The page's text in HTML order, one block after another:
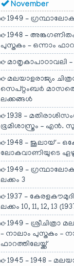
November
1949 –
1948 – അങ്കഗണിതം
പുസ്തകം – ഒന്നാം
മാതൃകാപാഠാവലി
മലയാളരാജ്യം
സെപ്റ്റംബർ
ലക്കങ്ങൾ
1938 –
ഭൂമിശാസ്ത്രം – എൻ.
1948 – ജൂലായ് –
ലോകവാണിയുടെ
1949 –
ലക്കം 3
1937 –
ലക്കം 10, 11, 12, 13
1949 – ശ്രീചിത്രാ
– നാലാം പുസ്തകം –
ഫാറത്തിലേയ്ക്ക്
1945 – 1948 –